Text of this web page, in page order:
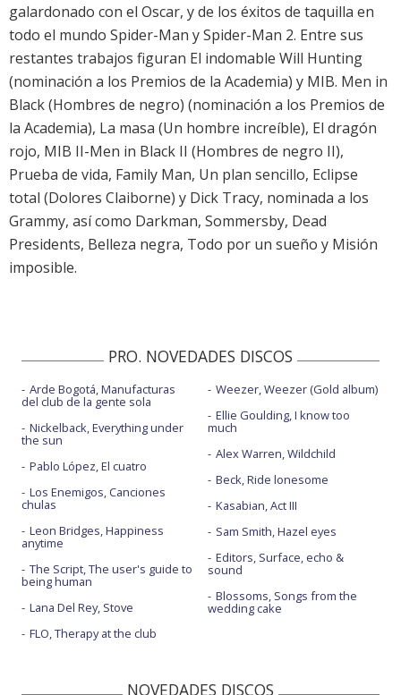
galardonado con el Oscar, y de los éxitos de taquilla en
todo el mundo Spider-Man y Spider-Man 2. Entre sus
restantes trabajos figuran El indomable Will Hunting
(nominación a los Premios de la Academia) y MIB. Men in
Black (Hombres de negro) (nominación a los Premios de
la Academia), La masa (Un hombre increíble), El dragón
rojo, MIB II-Men in Black II (Hombres de negro II),
Prueba de vida, Family Man, Un plan sencillo, Eclipse
total (Dolores Claiborne) y Dick Tracy, nominada a los
Grammy, así como Darkman, Sommersby, Dead
Presidents, Belleza negra, Todo por un sueño y Misión
imposible.
PRO. NOVEDADES DISCOS
Arde Bogotá, Manufacturas
del club de la gente sola
Nickelback, Everything under
the sun
Pablo López, El cuatro
Los Enemigos, Canciones
chulas
Leon Bridges, Happiness
anytime
The Script, The user's guide to
being human
Lana Del Rey, Stove
FLO, Therapy at the club
Weezer, Weezer (Gold album)
Ellie Goulding, I know too
much
Alex Warren, Wildchild
Beck, Ride lonesome
Kasabian, Act III
Sam Smith, Hazel eyes
Editors, Surface, echo &
sound
Blossoms, Songs from the
wedding cake
NOVEDADES DISCOS